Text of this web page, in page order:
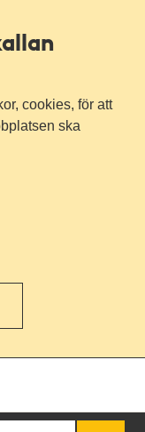
cookies, för att
ska